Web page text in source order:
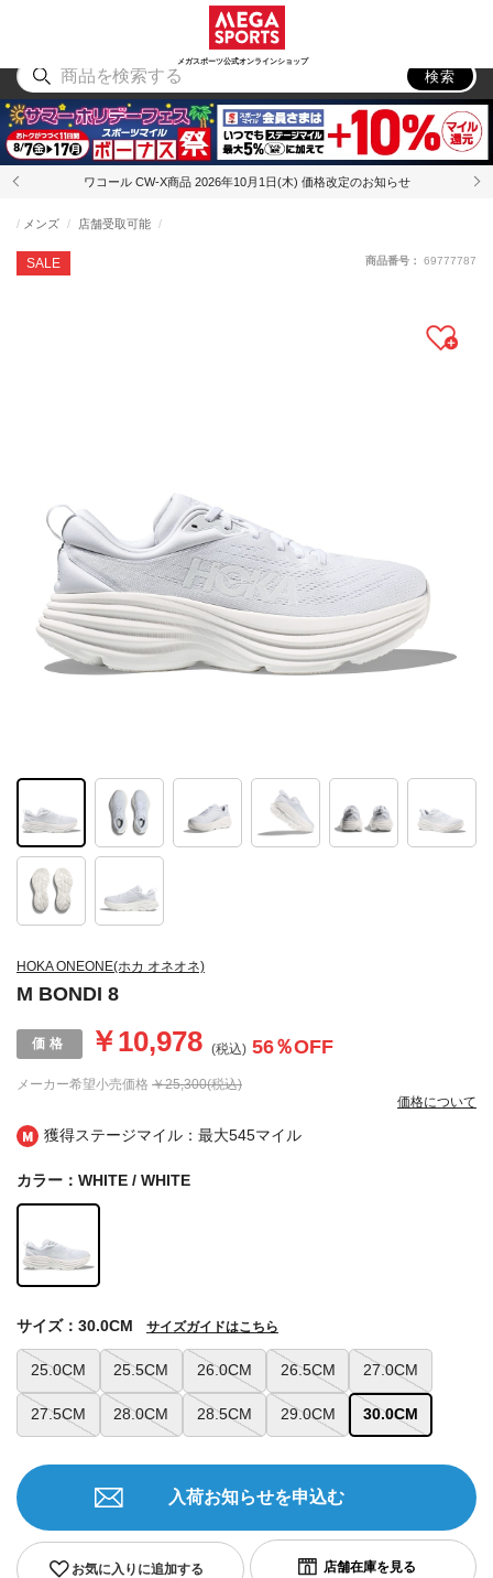
メガスポーツ公式オンラインショップ
アウトドア
検索
ワコール CW-X商品 2026年10月1日(木) 価格改定のお知らせ
獲得ステージマイル：最大545マイル
HOKA ONEONE(ホカ オネオネ)
M BONDI 8
SALE
メンズ 店舗受取可能
メーカー希望小売価格 ￥25,300(税込)
￥10,978 (税込) 56％OFF
価格について
商品番号： 69777787
カラー：WHITE / WHITE
25.0CM 25.5CM 26.0CM 26.5CM 27.0CM
27.5CM 28.0CM 28.5CM 29.0CM 30.0CM
サイズ：30.0CM サイズガイドはこちら
お気に入りに追加する
入荷お知らせを申込む